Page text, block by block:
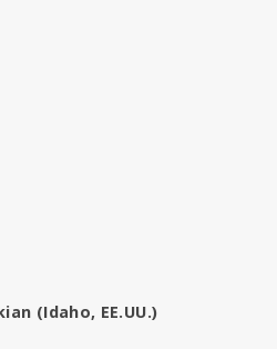
(Idaho, EE.UU.)